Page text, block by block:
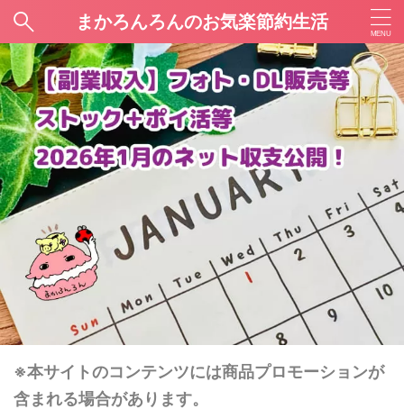
まかろんろんのお気楽節約生活
※本サイトのコンテンツには商品プロモーションが
含まれる場合があります。